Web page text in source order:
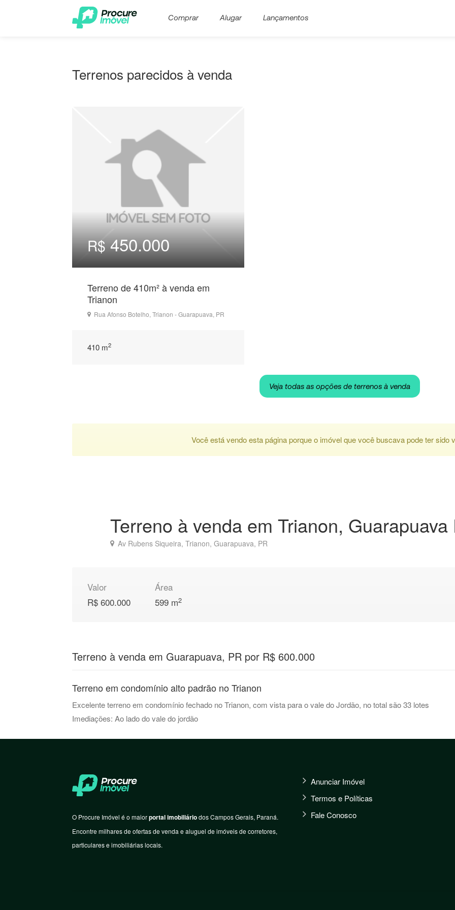
Comprar Alugar Lançamentos
Terrenos parecidos à venda
R$450.000
Terreno de 410m² à venda em
Trianon
Rua Afonso Botelho, Trianon - Guarapuava, PR
410 m2
Veja todas as opções de terrenos à venda
Você está vendo esta página porque o imóvel que você buscava pode ter sido
Terreno à venda em Trianon,
Av Rubens Siqueira, Trianon, Guarapuava, PR
Valor
R$ 600.000
Área
599 m2
Terreno à venda em Guarapuava, PR por R$ 600.000
Terreno em condomínio alto padrão no Trianon
Excelente terreno em condomínio fechado no Trianon, com vista para o vale do Jordão, no total são 33 lotes
Imediações: Ao lado do vale do jordão
O Procure Imóvel é o maiorportal imobiliáriodos Campos Gerais, Paraná.
Encontre milhares de ofertas de venda e aluguel de imóveis de corretores,
particulares e imobiliárias locais.
Anunciar Imóvel
Termos e Políticas
Fale Conosco